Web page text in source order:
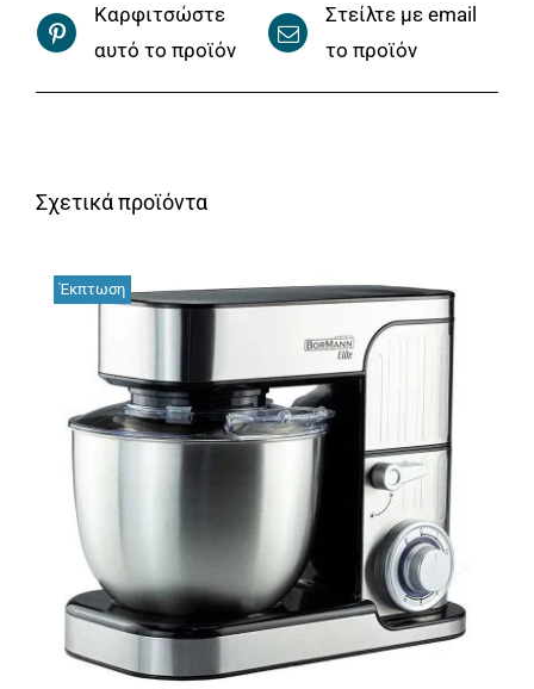
Καρφιτσώστε
αυτό το προϊόν
Στείλτε με email
το προϊόν
Σχετικά προϊόντα
Έκπτωση